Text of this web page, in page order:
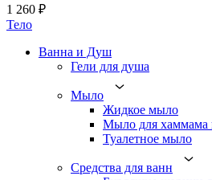
1 260 ₽
Тело
Ванна и Душ
Гели для душа
Мыло
Жидкое мыло
Мыло для хаммама
Туалетное мыло
Средства для ванн